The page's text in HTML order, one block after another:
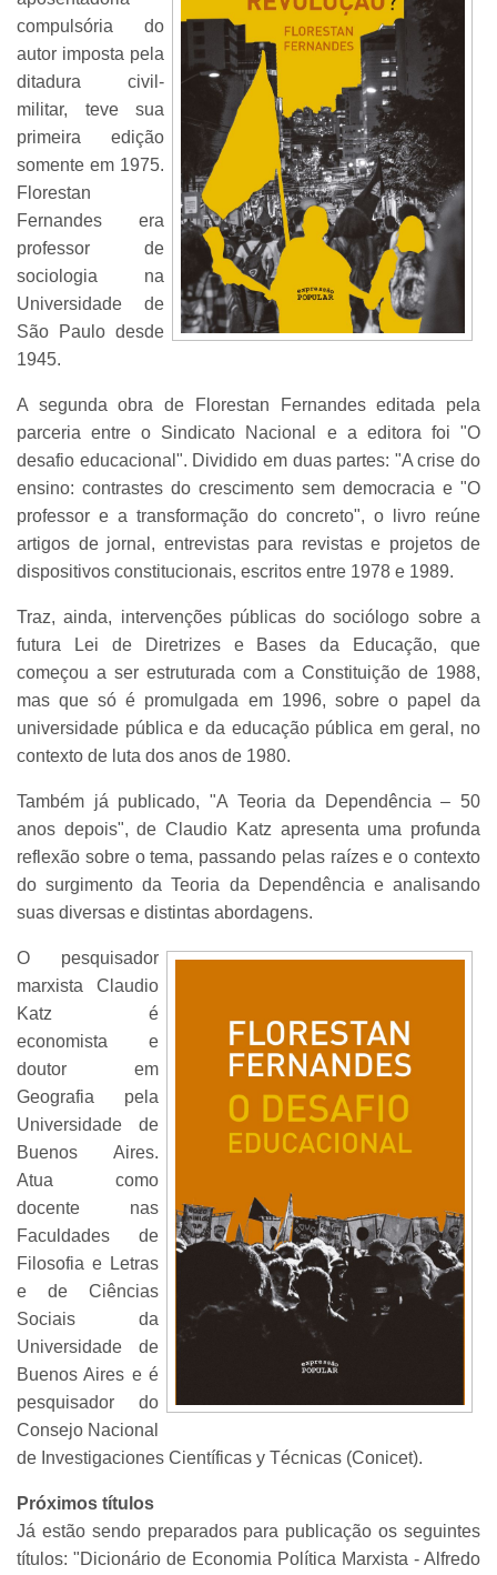
compulsória do
autor imposta pela
ditadura civil-
militar, teve sua
primeira edição
somente em 1975.
Florestan
Fernandes era
professor de
sociologia na
Universidade de
São Paulo desde
1945.
A segunda obra de Florestan Fernandes editada pela
parceria entre o Sindicato Nacional e a editora foi "O
desafio educacional". Dividido em duas partes: "A crise do
ensino: contrastes do crescimento sem democracia e "O
professor e a transformação do concreto", o livro reúne
artigos de jornal, entrevistas para revistas e projetos de
dispositivos constitucionais, escritos entre 1978 e 1989.
Traz, ainda, intervenções públicas do sociólogo sobre a
futura Lei de Diretrizes e Bases da Educação, que
começou a ser estruturada com a Constituição de 1988,
mas que só é promulgada em 1996, sobre o papel da
universidade pública e da educação pública em geral, no
contexto de luta dos anos de 1980.
Também já publicado, "A Teoria da Dependência – 50
anos depois", de Claudio Katz apresenta uma profunda
reflexão sobre o tema, passando pelas raízes e o contexto
do surgimento da Teoria da Dependência e analisando
suas diversas e distintas abordagens.
O pesquisador
marxista Claudio
Katz é
economista e
doutor em
Geografia pela
Universidade de
Buenos Aires.
Atua como
docente nas
Faculdades de
Filosofia e Letras
e de Ciências
Sociais da
Universidade de
Buenos Aires e é
pesquisador do
Consejo Nacional
de Investigaciones Científicas y Técnicas (Conicet).
Próximos títulos
Já estão sendo preparados para publicação os seguintes
títulos: "Dicionário de Economia Política Marxista - Alfredo